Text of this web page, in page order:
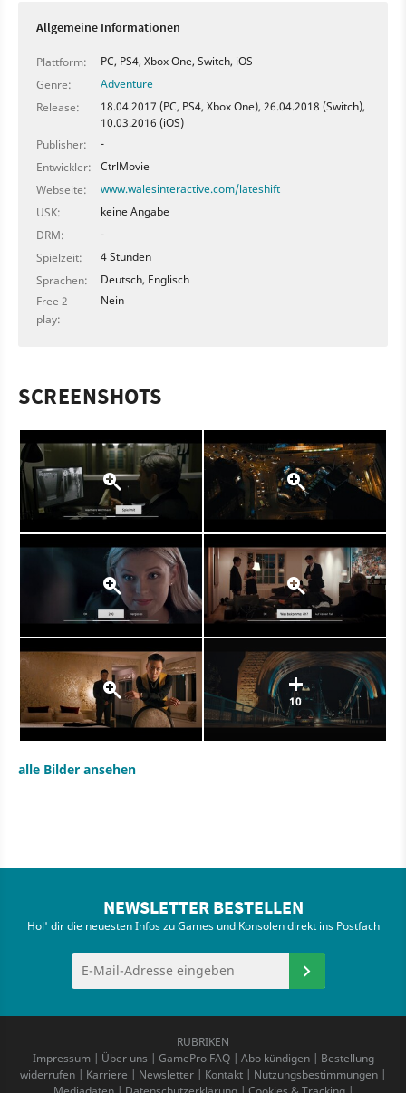
Allgemeine Informationen
Plattform:
PC, PS4, Xbox One, Switch, iOS
Genre:
Adventure
Release:
18.04.2017 (PC, PS4, Xbox One), 26.04.2018 (Switch),
10.03.2016 (iOS)
Publisher:
-
Entwickler:
CtrlMovie
Webseite:
www.walesinteractive.com/lateshift
USK:
keine Angabe
DRM:
-
Spielzeit:
4 Stunden
Sprachen:
Deutsch, Englisch
Free 2
play:
Nein
SCREENSHOTS
10
alle Bilder ansehen
NEWSLETTER BESTELLEN
Hol' dir die neuesten Infos zu Games und Konsolen direkt ins Postfach
RUBRIKEN
Impressum| Über uns | GamePro FAQ| Abo kündigen| Bestellung
widerrufen | Karriere | Newsletter | Kontakt | Nutzungsbestimmungen |